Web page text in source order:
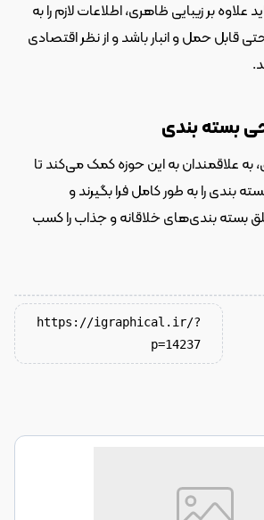
بسته بندی
https://igraphical.ir/?
p=14237